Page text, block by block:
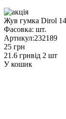
Жув гумка Dirol
Фасовка: шт.
Артикул:232189
25 грн
21.6 грнвід 2 шт
У кошик